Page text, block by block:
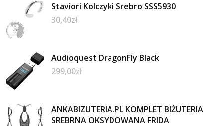
Staviori Kolczyki Srebro SSS5930
30,40zł
Audioquest DragonFly Black
299,00zł
ANKABIZUTERIA.PL KOMPLET BIŻUTERIA
SREBRNA OKSYDOWANA FRIDA